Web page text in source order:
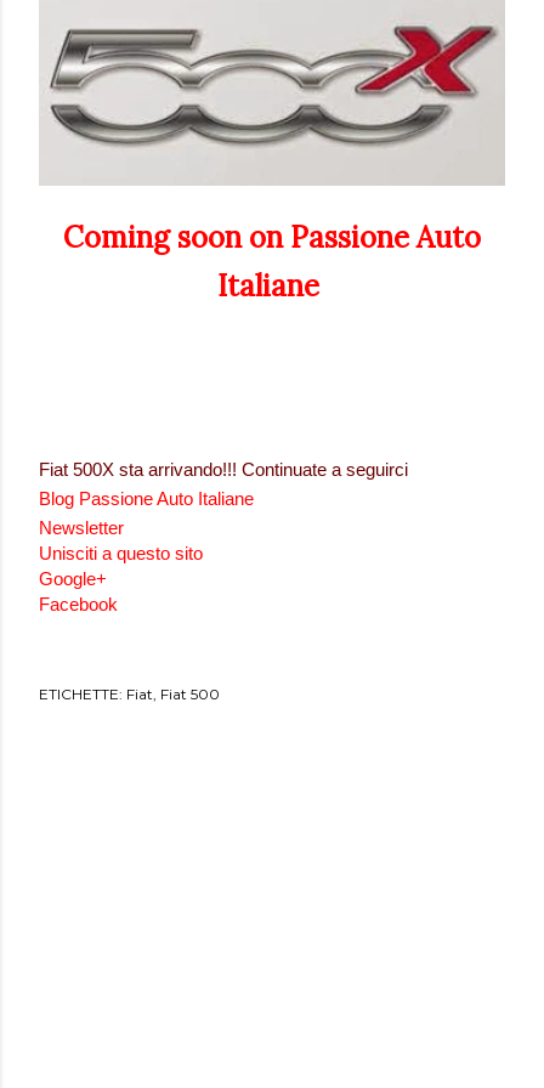
Coming soon on Passione Auto
Italiane
Fiat 500X sta arrivando!!! Continuate a seguirci
Blog Passione Auto Italiane
Newsletter
Unisciti a questo sito
Google+
Facebook
ETICHETTE: Fiat Fiat 500